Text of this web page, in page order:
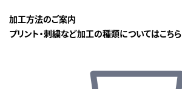
加工方法のご案内
プリント・刺繍など加工の種類についてはこちら